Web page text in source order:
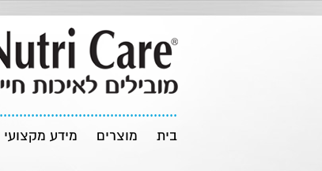
בית מוצרים מידע מקצועי